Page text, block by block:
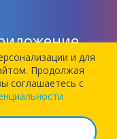
1Checkin
рейс!
и для
Продолжая
соглашаетесь с